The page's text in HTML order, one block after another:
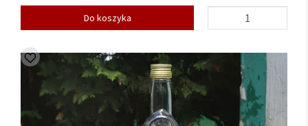
Do koszyka